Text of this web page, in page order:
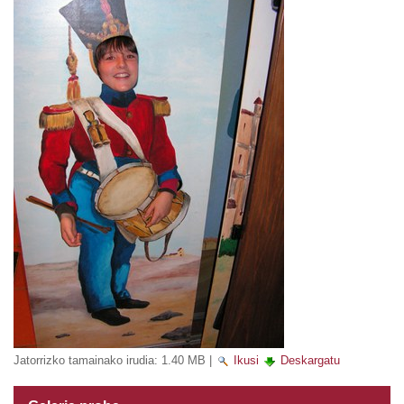
Jatorrizko tamainako irudia: 1.40 MB Ikusi Deskargatu